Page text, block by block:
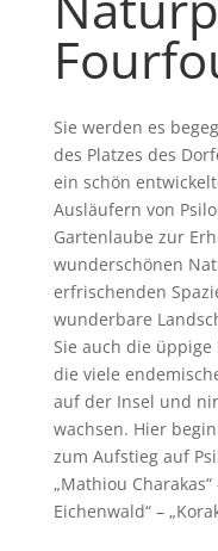
Sie werden es
des Platzes des
ein schön
Ausläufern von
Gartenlaube zur
wunderschönen
erfrischenden
wunderbare
Sie auch die üppige
die viele
auf der Insel und
wachsen. Hier
zum Aufstieg auf
„Mathiou Charakas“
Eichenwald“ –